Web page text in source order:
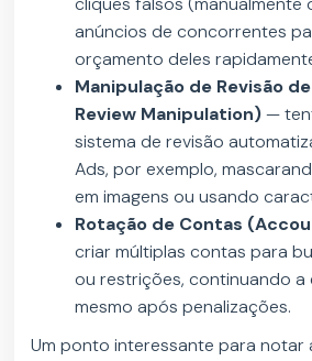
anúncios de concorrentes
orçamento deles
Manipulação de Revisão
Review Manipulation)—
sistema de revisão
Ads, por exemplo,
em imagens ou usando
Rotação de Contas
criar múltiplas contas para
ou restrições, continuando a
mesmo após penalizações.
Um ponto interessante para notar